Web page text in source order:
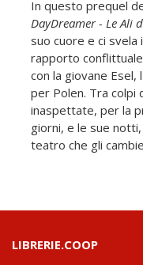
In questo prequel
DayDreamer - Le Ali
suo cuore e ci
rapporto
con la giovane
per Polen. Tra colpi
inaspettate, per la
giorni, e le sue
teatro che gli
LIBRERIE.COOP